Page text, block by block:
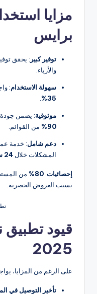
مزايا
برايس
توفير كبير : يحقق
والأزياء.
سهولة الاستخدام:
35%
موثوقية: يضمن جودة
90%
من القوائم.
دعم شامل: خدمة
المشكلات خلال 24 ساعة
إحصائيات:
80%
من
بسبب العروض الحصرية.
قيود
2025
على الرغم من المزايا،
تأخير التوصيل في